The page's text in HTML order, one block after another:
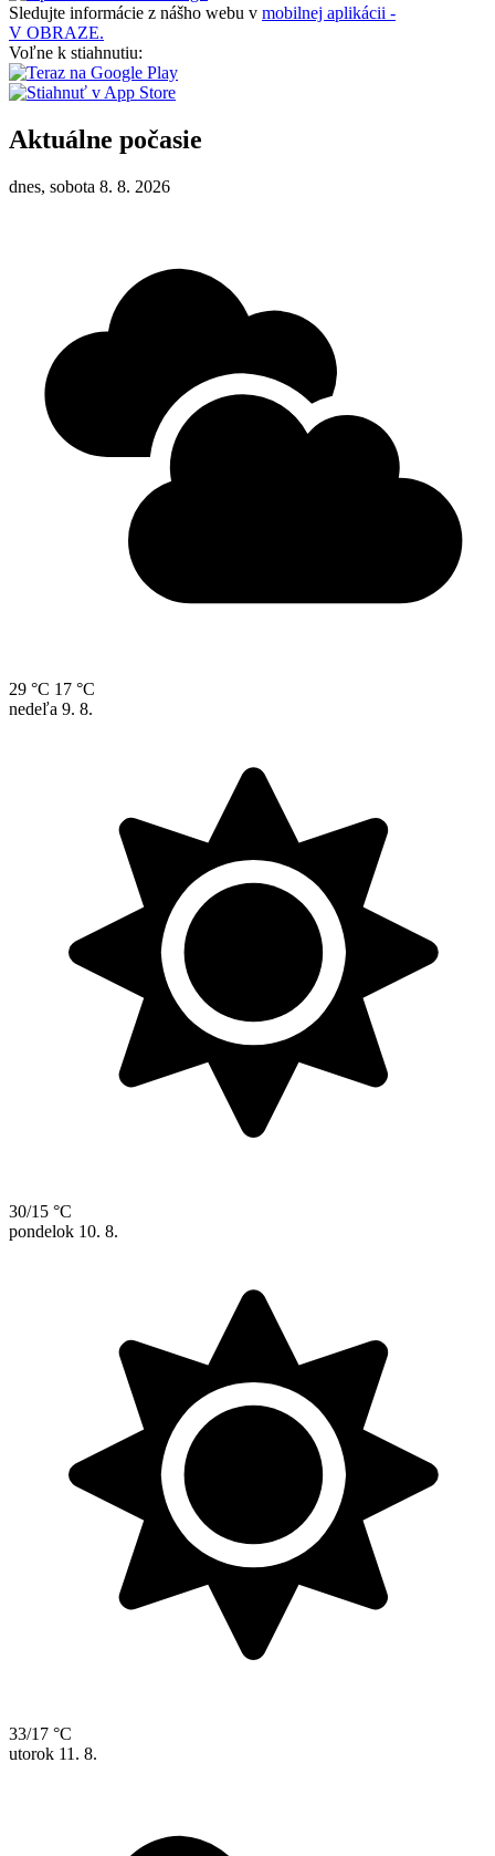
Sledujte informácie z nášho webu v mobilnej aplikácii -
V OBRAZE.
Voľne k stiahnutiu:
Aktuálne počasie
dnes, sobota 8. 8. 2026
29 °C 17 °C
nedeľa 9. 8.
30/15 °C
pondelok 10. 8.
33/17 °C
utorok 11. 8.